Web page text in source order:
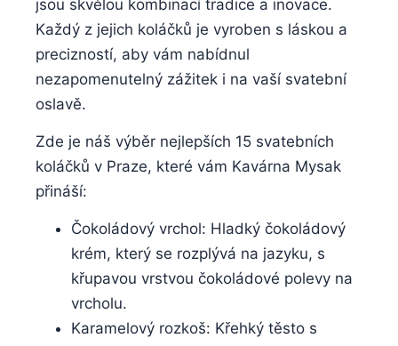
jsou skvělou kombinací tradice a inovace.
Každý z jejich koláčků je vyroben s láskou a
precizností, aby vám nabídnul
nezapomenutelný zážitek i na vaší svatební
oslavě.
Zde je náš výběr nejlepších 15 svatebních
koláčků v Praze, které vám Kavárna Mysak
přináší:
Čokoládový vrchol: Hladký čokoládový
krém, který se rozplývá na jazyku, s
křupavou vrstvou čokoládové polevy na
vrcholu.
Karamelový rozkoš: Křehký těsto s